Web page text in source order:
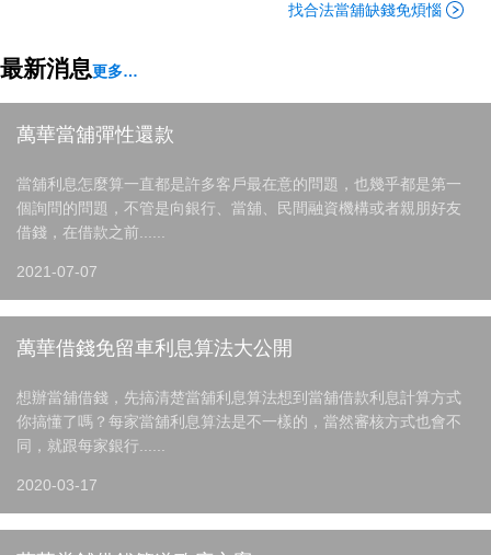
找合法當舖缺錢免煩惱
最新消息更多…
萬華當舖彈性還款
當舖利息怎麼算一直都是許多客戶最在意的問題，也幾乎都是第一
個詢問的問題，不管是向銀行、當舖、民間融資機構或者親朋好友
借錢，在借款之前......
2021-07-07
萬華借錢免留車利息算法大公開
想辦當舖借錢，先搞清楚當舖利息算法想到當舖借款利息計算方式
你搞懂了嗎？每家當舖利息算法是不一樣的，當然審核方式也會不
同，就跟每家銀行......
2020-03-17